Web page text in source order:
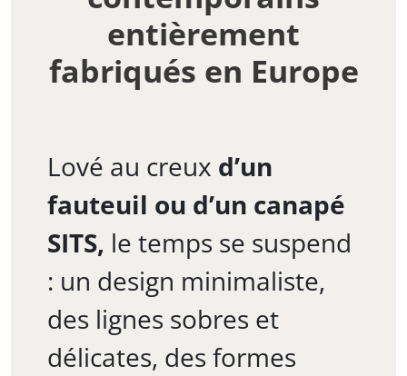
entièrement
fabriqués en Europe
Lové au creux d’un
fauteuil ou d’un canapé
SITS, le temps se suspend
: un design minimaliste,
des lignes sobres et
délicates, des formes